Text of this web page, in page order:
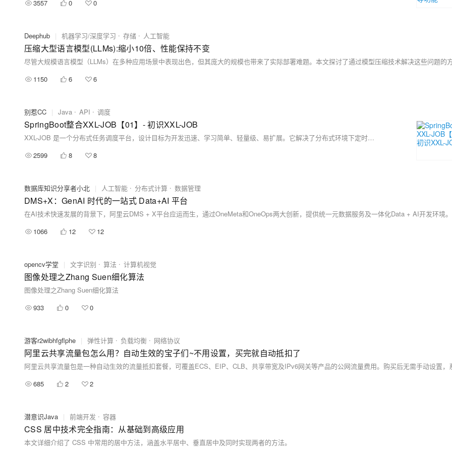
3557 0 0
Deephub | 机器学习/深度学习 存储 人工智能
压缩大型语言模型(LLMs):缩小10倍、性能保持不变
1150
6 6
别惹CC | Java API 调度
SpringBoot整合XXL-JOB【01】- 初识XXL-JOB
XXL-JOB 是一个分布式任务调度平台，设计目标为开发迅速、学习简单、轻量级、易扩展。它解决了分布式环境下定时任务重复执行的问题，无需额外加锁，降低了维护成本。XXL-JOB 由调度中心和执行器两部分组成，前者管理任务，后者执行具体逻辑，使代码结构更清晰。适用于多机部署场景，支持统一管理任务的启停和频率调整。
2599
8 8
数据库知识分享者小北 | 人工智能 分布式计算 数据管理
DMS+X：GenAI 时代的一站式 Data+AI 平台
1066
12 12
opencv学堂 | 文字识别 算法 计算机视觉
图像处理之Zhang Suen细化算法
图像处理之Zhang Suen细化算法
933
0 0
游客r2wibhfgflphe | 弹性计算 负载均衡 网络协议
阿里云共享流量包怎么用？自动生效的宝子们~不用设置，买完就自动抵扣了
685
2 2
潜意识Java | 前端开发 容器
CSS 居中技术完全指南：从基础到高级应用
本文详细介绍了 CSS 中常用的居中方法，涵盖水平居中、垂直居中及同时实现两者的方法。